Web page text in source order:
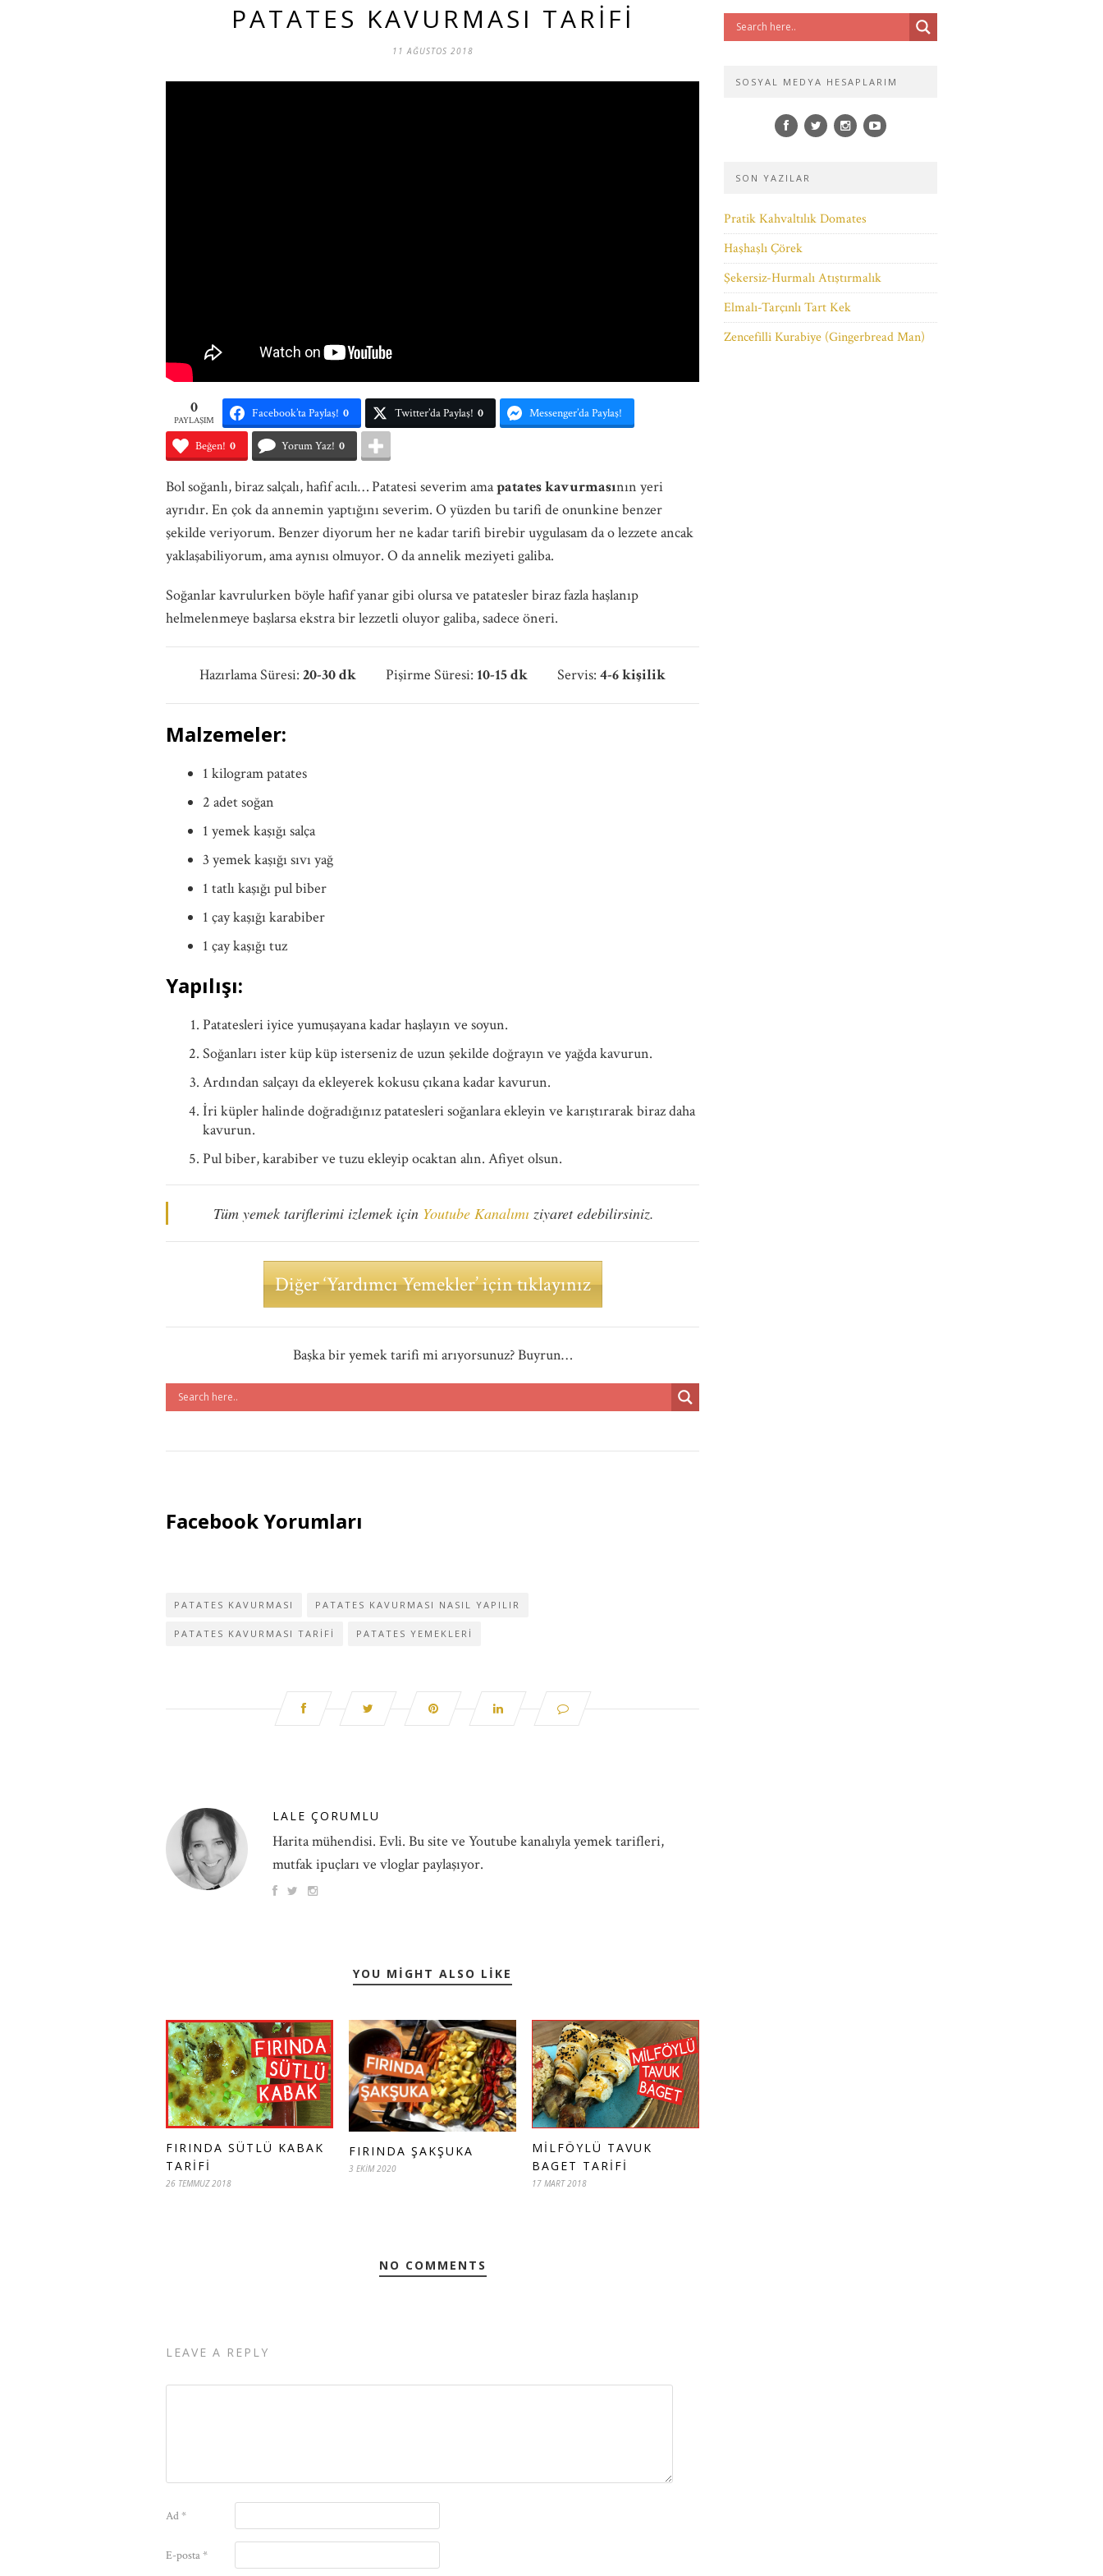
PATATES KAVURMASI TARIFI
11 AĞUSTOS 2018
0
PAYLAŞIM
Facebook’ta Paylaş! 0 Twitter’da Paylaş! 0 Messenger’da Paylaş!
Beğen! 0 Yorum Yaz! 0
Bol soğanlı, biraz salçalı, hafif acılı… Patatesi severim amapatates kavurmasının yeri
ayrıdır. En çok da annemin yaptığını severim. O yüzden bu tarifi de onunkine benzer
şekilde veriyorum. Benzer diyorum her ne kadar tarifi birebir uygulasam da o lezzete ancak
yaklaşabiliyorum, ama aynısı olmuyor. O da annelik meziyeti galiba.
Soğanlar kavrulurken böyle hafif yanar gibi olursa ve patatesler biraz fazla haşlanıp
helmelenmeye başlarsa ekstra bir lezzetli oluyor galiba, sadece öneri.
Hazırlama Süresi: 20-30 dk Pişirme Süresi: 10-15 dk Servis: 4-6 kişilik
Malzemeler:
1 kilogram patates
2 adet soğan
1 yemek kaşığı salça
3 yemek kaşığı sıvı yağ
1 tatlı kaşığı pul biber
1 çay kaşığı karabiber
1 çay kaşığı tuz
Yapılışı:
Patatesleri iyice yumuşayana kadar haşlayın ve soyun.
Soğanları ister küp küp isterseniz de uzun şekilde doğrayın ve yağda kavurun.
Ardından salçayı da ekleyerek kokusu çıkana kadar kavurun.
İri küpler halinde doğradığınız patatesleri soğanlara ekleyin ve karıştırarak biraz daha
kavurun.
Pul biber, karabiber ve tuzu ekleyip ocaktan alın. Afiyet olsun.
Tüm yemek tariflerimi izlemek için Youtube Kanalımı ziyaret edebilirsiniz.
Diğer ‘Yardımcı Yemekler’ için tıklayınız
Başka bir yemek tarifi mi arıyorsunuz? Buyrun…
Facebook Yorumları
PATATES KAVURMASI PATATES KAVURMASI NASIL YAPILIR
PATATES KAVURMASI TARIFI PATATES YEMEKLERI
LALE ÇORUMLU
Harita mühendisi. Evli. Bu site ve Youtube kanalıyla yemek tarifleri,
mutfak ipuçları ve vloglar paylaşıyor.
YOU MIGHT ALSO LIKE
FIRINDA SÜTLÜ KABAK
TARIFI
26 TEMMUZ 2018
FIRINDA ŞAKŞUKA
3 EKIM 2020
MILFÖYLÜ TAVUK
BAGET TARIFI
17 MART 2018
NO COMMENTS
LEAVE A REPLY
Ad*
E-posta*
SOSYAL MEDYA HESAPLARIM
SON YAZILAR
Pratik Kahvaltılık Domates
Haşhaşlı Çörek
Şekersiz-Hurmalı Atıştırmalık
Elmalı-Tarçınlı Tart Kek
Zencefilli Kurabiye (Gingerbread Man)